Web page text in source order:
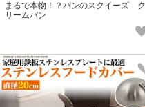
まるで本物！？パンのスクイーズ ク
リームパン